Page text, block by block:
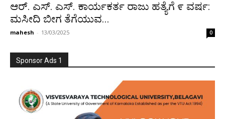
ಆರ್. ಎಸ್.‌ ಎಸ್.‌ ಕಾರ್ಯಕರ್ತ ರಾಜು ಹತ್ಯೆಗೆ ೯ ವರ್ಷ:
ಮಸೀದಿ ಬೀಗ ತೆಗೆಯುವ...
mahesh - 13/03/2025 0
Sponsor Ads 1